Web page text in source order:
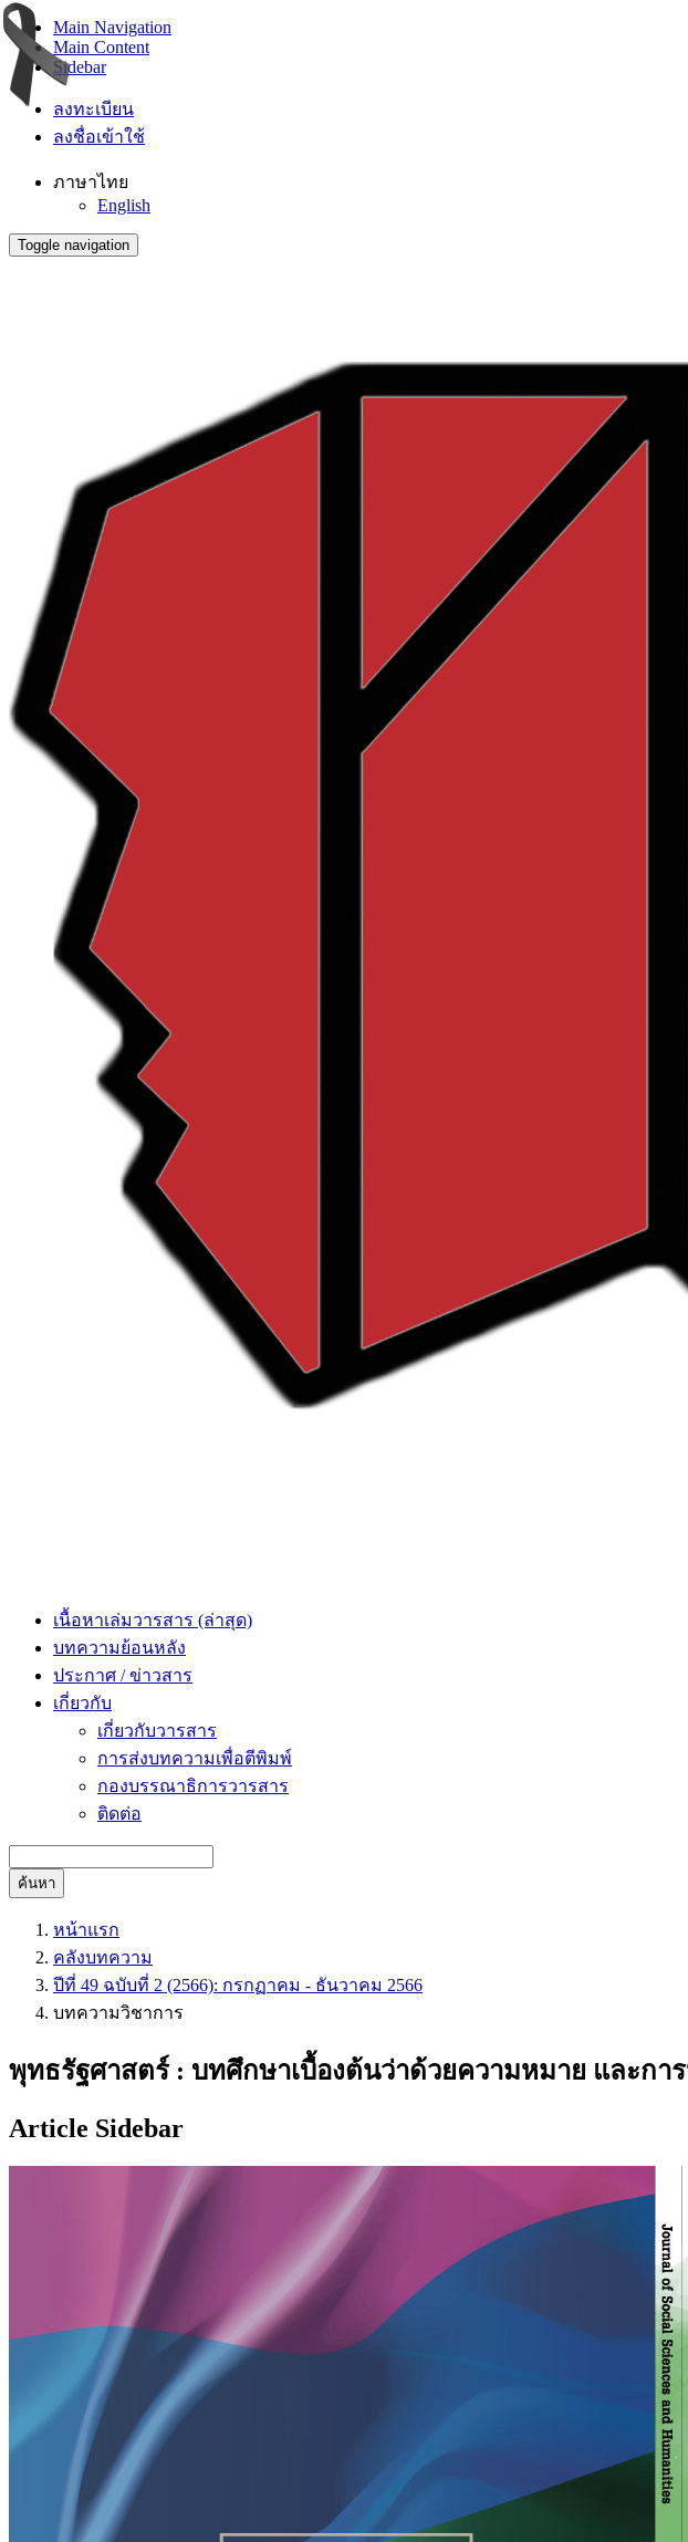
Main Navigation
Main Content
Sidebar
ลงทะเบียน
ลงชื่อเข้าใช้
ภาษาไทย
English
Toggle navigation
เนื้อหาเล่มวารสาร (ล่าสุด)
บทความย้อนหลัง
ประกาศ / ข่าวสาร
เกี่ยวกับ
เกี่ยวกับวารสาร
การส่งบทความเพื่อตีพิมพ์
กองบรรณาธิการวารสาร
ติดต่อ
ค้นหา
หน้าแรก
คลังบทความ
ปีที่ 49 ฉบับที่ 2 (2566): กรกฏาคม - ธันวาคม 2566
บทความวิชาการ
พุทธรัฐศาสตร์ : บทศึกษาเบื้องต้นว่าด้วยความหมาย และกา
Article Sidebar